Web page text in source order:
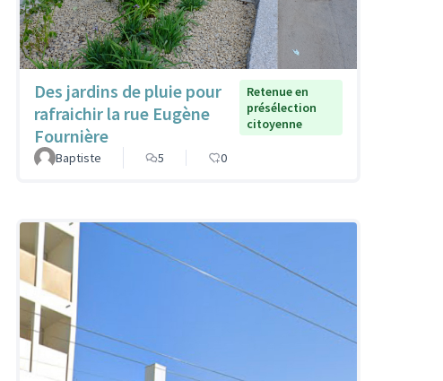
Des jardins de pluie pour
rafraichir la rue Eugène
Fournière
Retenue en
présélection
citoyenne
Baptiste 5 0